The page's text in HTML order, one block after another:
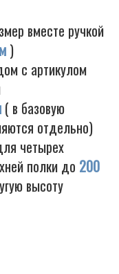
вместе ручкой
)
с артикулом
( в базовую
отдельно)
четырех
полки до 200
высоту